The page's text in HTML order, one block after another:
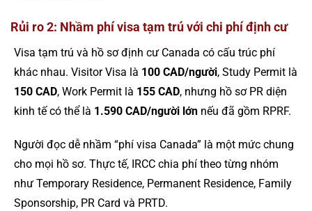
Rủi ro 2: Nhầm phí visa tạm trú với chi phí định cư
Visa tạm trú và hồ sơ định cư Canada có cấu trúc phí
khác nhau. Visitor Visa là 100 CAD/người, Study Permit là
150 CAD, Work Permit là 155 CAD, nhưng hồ sơ PR diện
kinh tế có thể là 1.590 CAD/người lớn nếu đã gồm RPRF.
Người đọc dễ nhầm “phí visa Canada” là một mức chung
cho mọi hồ sơ. Thực tế, IRCC chia phí theo từng nhóm
như Temporary Residence, Permanent Residence, Family
Sponsorship, PR Card và PRTD.